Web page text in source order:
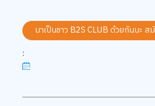
มาเป็นชาว B2S CLUB ด้วยกันนะ ส
: